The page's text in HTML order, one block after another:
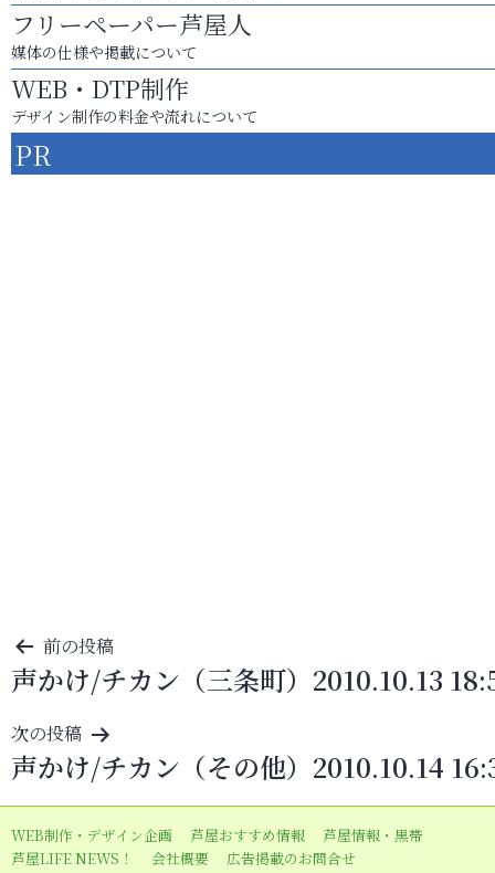
フリーペーパー芦屋人
媒体の仕様や掲載について
WEB・DTP制作
デザイン制作の料金や流れについて
PR
投
稿
ナ
ビ
ゲ
ー
シ
前の投稿
声かけ/チカン（三条町）2010.10.13
次の投稿
声かけ/チカン（その他）2010.10.14
WEB制作・デザイン企画 芦屋おすすめ情報
芦屋情報・黒帯
芦屋LIFE NEWS！
会社概要 広告掲載のお問合せ